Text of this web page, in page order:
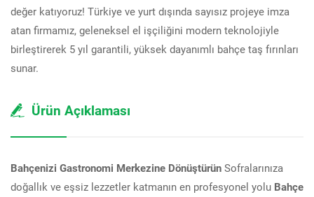
değer katıyoruz! Türkiye ve yurt dışında sayısız projeye imza
atan firmamız, geleneksel el işçiliğini modern teknolojiyle
birleştirerek 5 yıl garantili, yüksek dayanımlı bahçe taş fırınları
sunar.
Ürün Açıklaması
Bahçenizi Gastronomi Merkezine Dönüştürün Sofralarınıza
doğallık ve eşsiz lezzetler katmanın en profesyonel yolu Bahçe